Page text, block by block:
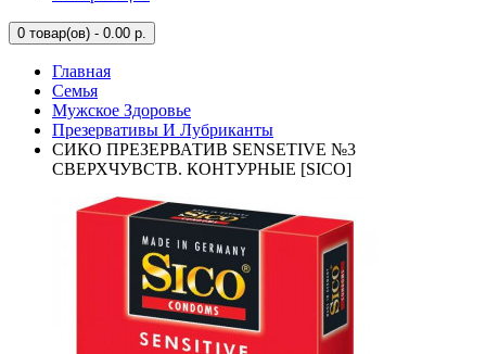
0 товар(ов) - 0.00 р.
Главная
Семья
Мужское Здоровье
Презервативы И Лубриканты
СИКО ПРЕЗЕРВАТИВ SENSETIVE №3
СВЕРХЧУВСТВ. КОНТУРНЫЕ [SICO]